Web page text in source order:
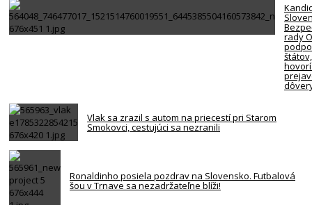
rady
Vlak sa zrazil s autom na priecestí pri Starom
Smokovci, cestujúci sa nezranili
Ronaldinho posiela pozdrav na Slovensko. Futbalová
šou v Trnave sa nezadržateľne blíži!